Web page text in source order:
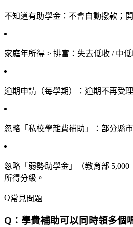
不知道有助學金 ：不會自動撥款；
家庭年所得 > 排富 ：失去低收 / 中
逾期申請（每學期） ：逾期不再受
忽略「私校學雜費補助」 ：部分縣
忽略「弱勢助學金」（教育部
所得分級。
常見問題
Q：學費補助可以同時領多個